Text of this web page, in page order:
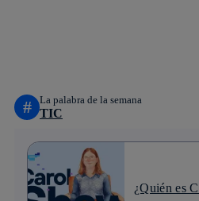
# La palabra de la semana
TIC
¿Quién es